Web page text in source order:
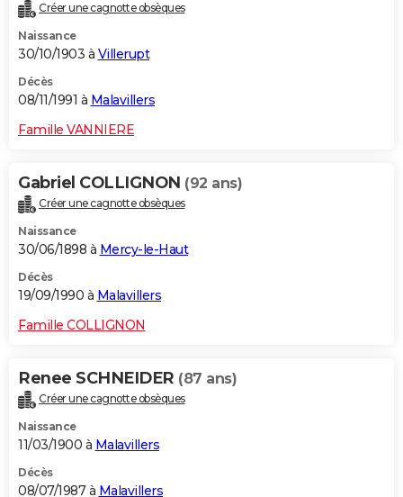
Créer une cagnotte obsèques
Naissance
30/10/1903 à Villerupt
Décès
08/11/1991 à Malavillers
Famille VANNIERE
Gabriel COLLIGNON (92 ans)
Créer une cagnotte obsèques
Naissance
30/06/1898 à Mercy-le-Haut
Décès
19/09/1990 à Malavillers
Famille COLLIGNON
Renee SCHNEIDER (87 ans)
Créer une cagnotte obsèques
Naissance
11/03/1900 à Malavillers
Décès
08/07/1987 à Malavillers